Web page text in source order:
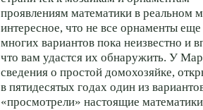
проявлениям математики в реальном
интересное, что не все орнаменты
многих вариантов пока неизвестно и
что вам удастся их обнаружить. У
сведения о простой домохозяйке,
в пятидесятых годах один из
«просмотрели» настоящие